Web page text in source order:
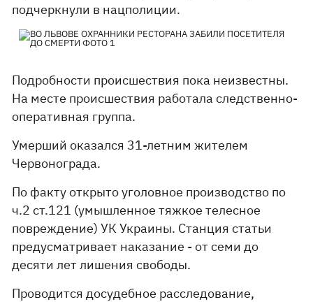
подчеркнули в нацполиции.
Подробности происшествия пока неизвестны.
На месте происшествия работала следственно-
оперативная группа.
Умерший оказался 31-летним жителем
Червонограда.
По факту открыто уголовное производство по
ч.2 ст.121 (умышленное тяжкое телесное
повреждение) УК Украины. Станция статьи
предусматривает наказание - от семи до
десяти лет лишения свободы.
Проводится досудебное расследование,